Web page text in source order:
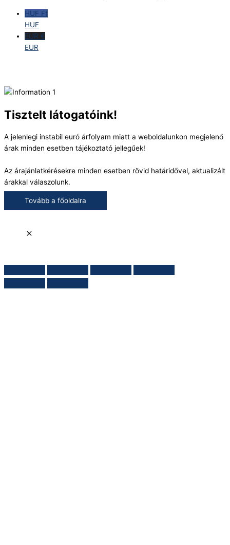
HUF Ft
HUF
EUR €
EUR
Tisztelt látogatóink!
A jelenlegi instabil euró árfolyam miatt a weboldalunkon megjelenő
árak minden esetben tájékoztató jellegűek!
Az árajánlatkérésekre minden esetben rövid határidővel, aktualizált
árakkal válaszolunk.
Tovább a főoldalra